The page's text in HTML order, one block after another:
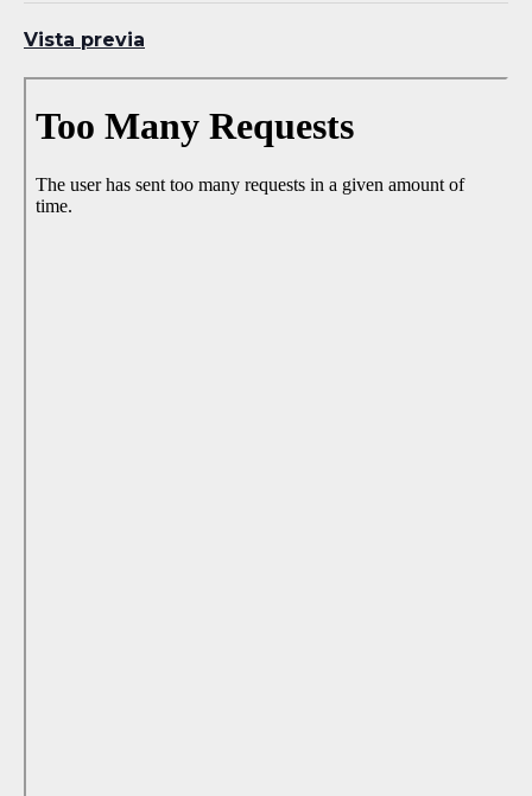
Vista previa
to
content